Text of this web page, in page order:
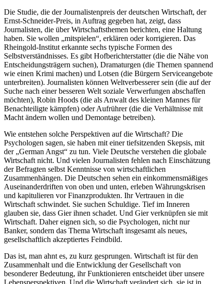
Die Studie, die der Journalistenpreis der deutschen Wirtschaft, der
Ernst-Schneider-Preis, in Auftrag gegeben hat, zeigt, dass
Journalisten, die über Wirtschaftsthemen berichten, eine Haltung
haben. Sie wollen „mitspielen“, erklären oder korrigieren. Das
Rheingold-Institut erkannte sechs typische Formen des
Selbstverständnisses. Es gibt Hofberichterstatter (die die Nähe von
Entscheidungsträgern suchen), Dramaturgen (die Themen spannend
wie einen Krimi machen) und Lotsen (die Bürgern Serviceangebote
unterbreiten). Journalisten können Weltverbesserer sein (die auf der
Suche nach einer besseren Welt soziale Verwerfungen abschaffen
möchten), Robin Hoods (die als Anwalt des kleinen Mannes für
Benachteiligte kämpfen) oder Aufrührer (die die Verhältnisse mit
Macht ändern wollen und Demontage betreiben).
Wie entstehen solche Perspektiven auf die Wirtschaft? Die
Psychologen sagen, sie haben mit einer tiefsitzenden Skepsis, mit
der „German Angst“ zu tun. Viele Deutsche verstehen die globale
Wirtschaft nicht. Und vielen Journalisten fehlen nach Einschätzung
der Befragten selbst Kenntnisse von wirtschaftlichen
Zusammenhängen. Die Deutschen sehen ein einkommensmäßiges
Auseinanderdriften von oben und unten, erleben Währungskrisen
und kapitulieren vor Finanzprodukten. Ihr Vertrauen in die
Wirtschaft schwindet. Sie suchen Schuldige. Tief im Inneren
glauben sie, dass Gier ihnen schadet. Und Gier verknüpfen sie mit
Wirtschaft. Daher eignen sich, so die Psychologen, nicht nur
Banker, sondern das Thema Wirtschaft insgesamt als neues,
gesellschaftlich akzeptiertes Feindbild.
Das ist, man ahnt es, zu kurz gesprungen. Wirtschaft ist für den
Zusammenhalt und die Entwicklung der Gesellschaft von
besonderer Bedeutung, ihr Funktionieren entscheidet über unsere
Lebensperspektiven. Und die Wirtschaft verändert sich, sie ist in